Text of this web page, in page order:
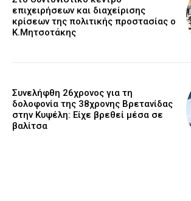
επιχειρήσεων και διαχείρισης
κρίσεων της πολιτικής προστασίας ο
Κ.Μητσοτάκης
Συνελήφθη 26χρονος για τη
δολοφονία της 38χρονης Βρετανίδας
στην Κυψέλη: Είχε βρεθεί μέσα σε
βαλίτσα